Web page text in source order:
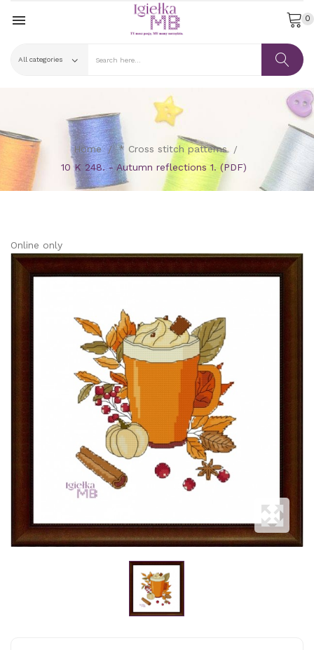
 0
Home
* Cross stitch patterns
10 K 248. - Autumn reflections 1. (PDF)
Online only